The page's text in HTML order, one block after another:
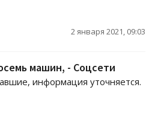
2 января 2021, 09:03
машин, - Соцсети
информация уточняется.